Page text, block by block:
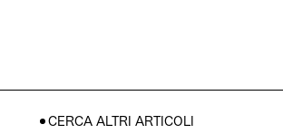
CERCA ALTRI ARTICOLI